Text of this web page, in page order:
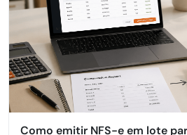
Como emitir NFS-e em lote